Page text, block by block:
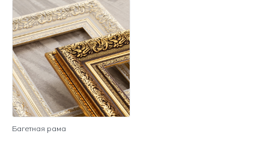
Багетная рама